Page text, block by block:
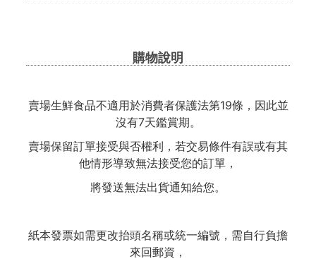
購物說明
賣場生鮮食品不適用於消費者保護法第19條，因此並
沒有7天鑑賞期。
賣場保留訂單接受與否權利，若交易條件有誤或有其
他情形導致無法接受您的訂單，
將發送無法出貨通知給您。
紙本發票如需更改抬頭名稱或統一編號，需自行負擔
來回郵資，